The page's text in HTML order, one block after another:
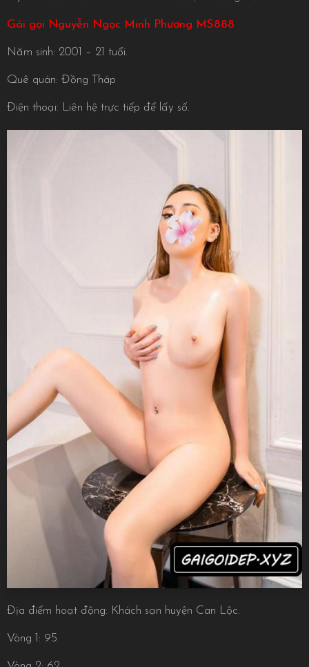
Gái gọi Nguyễn Ngọc Minh Phương MS888
Năm sinh: 2001 – 21 tuổi.
Quê quán: Đồng Tháp
Điện thoại: Liên hệ trực tiếp để lấy số.
Địa điểm hoạt động: Khách sạn huyện Can Lộc.
Vòng 1: 95